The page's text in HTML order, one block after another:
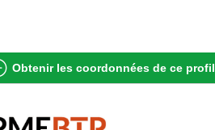
Obtenir les coordonnées de ce profil